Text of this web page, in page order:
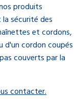
produits
sécurité des
et cordons,
d'un cordon coupés
couverts par la
contacter.